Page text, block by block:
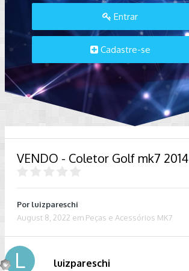
Entrar
Cadastre-se
VENDO - Coletor Golf mk7 2014
Por luizpareschi
August 8, 2022 em Peças e Acessórios MK7
luizpareschi